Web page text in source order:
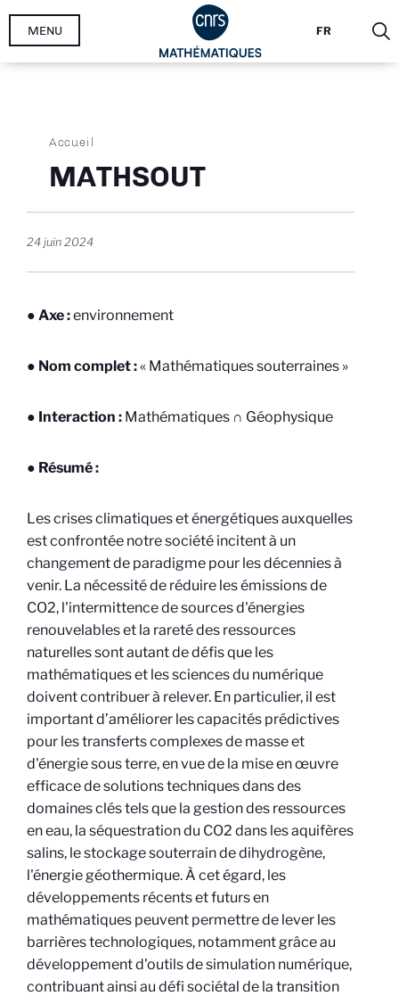
Aller
FR
MENU
Fil
d'Ariane
Accueil
MATHSOUT
24 juin 2024
● Axe :environnement
● Nom complet :« Mathématiques souterraines »
● Interaction : Mathématiques ∩ Géophysique
● Résumé :
Les crises climatiques et énergétiques auxquelles
est confrontée notre société incitent à un
changement de paradigme pour les décennies à
venir. La nécessité de réduire les émissions de
CO2, l'intermittence de sources d'énergies
renouvelables et la rareté des ressources
naturelles sont autant de défis que les
mathématiques et les sciences du numérique
doivent contribuer à relever. En particulier, il est
important d’améliorer les capacités prédictives
pour les transferts complexes de masse et
d'énergie sous terre, en vue de la mise en œuvre
efficace de solutions techniques dans des
domaines clés tels que la gestion des ressources
en eau, la séquestration du CO2 dans les aquifères
salins, le stockage souterrain de dihydrogène,
l'énergie géothermique.À cet égard, les
développements récents et futurs en
mathématiques peuvent permettre de lever les
barrières technologiques, notamment grâce au
développement d'outils de simulation numérique,
contribuant ainsi au défi sociétal de la transition